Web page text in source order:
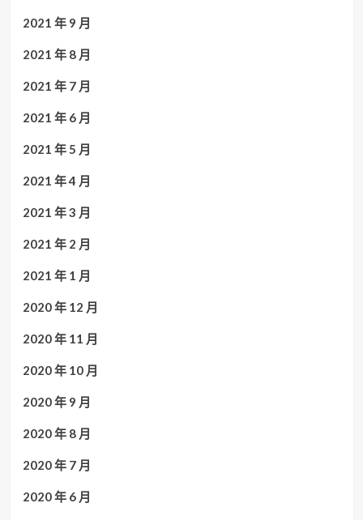
2021 年 9 月
2021 年 8 月
2021 年 7 月
2021 年 6 月
2021 年 5 月
2021 年 4 月
2021 年 3 月
2021 年 2 月
2021 年 1 月
2020 年 12 月
2020 年 11 月
2020 年 10 月
2020 年 9 月
2020 年 8 月
2020 年 7 月
2020 年 6 月